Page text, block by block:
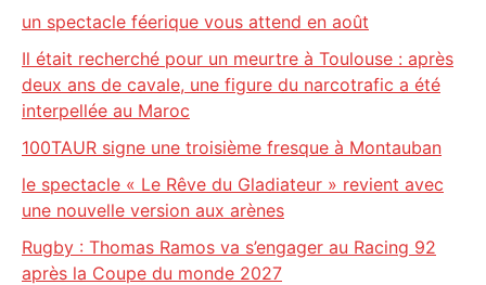
un spectacle féerique vous attend en août
Il était recherché pour un meurtre à Toulouse : après
deux ans de cavale, une figure du narcotrafic a été
interpellée au Maroc
100TAUR signe une troisième fresque à Montauban
le spectacle « Le Rêve du Gladiateur » revient avec
une nouvelle version aux arènes
Rugby : Thomas Ramos va s’engager au Racing 92
après la Coupe du monde 2027